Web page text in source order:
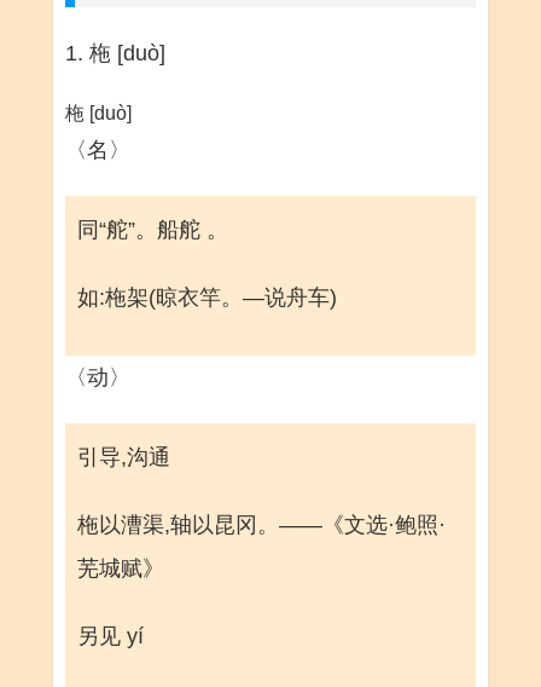
1. 柂 [duò]
柂 [duò]
〈名〉
同“舵”。船舵 。
如:柂架(晾衣竿。—说舟车)
〈动〉
引导,沟通
柂以漕渠,轴以昆冈。——《文选·鲍照·
芜城赋》
另见 yí